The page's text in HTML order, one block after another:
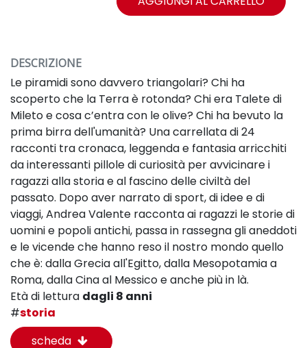
DESCRIZIONE
Le piramidi sono davvero triangolari? Chi ha
scoperto che la Terra è rotonda? Chi era Talete di
Mileto e cosa c’entra con le olive? Chi ha bevuto la
prima birra dell'umanità? Una carrellata di 24
racconti tra cronaca, leggenda e fantasia arricchiti
da interessanti pillole di curiosità per avvicinare i
ragazzi alla storia e al fascino delle civiltà del
passato. Dopo aver narrato di sport, di idee e di
viaggi, Andrea Valente racconta ai ragazzi le storie di
uomini e popoli antichi, passa in rassegna gli aneddoti
e le vicende che hanno reso il nostro mondo quello
che è: dalla Grecia all'Egitto, dalla Mesopotamia a
Roma, dalla Cina al Messico e anche più in là.
Età di lettura dagli 8 anni
#storia
scheda